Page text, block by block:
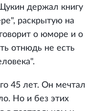
держал книгу
раскрытую на
о юморе и о
отнюдь не есть
45 лет. Он мечтал
Но и без этих